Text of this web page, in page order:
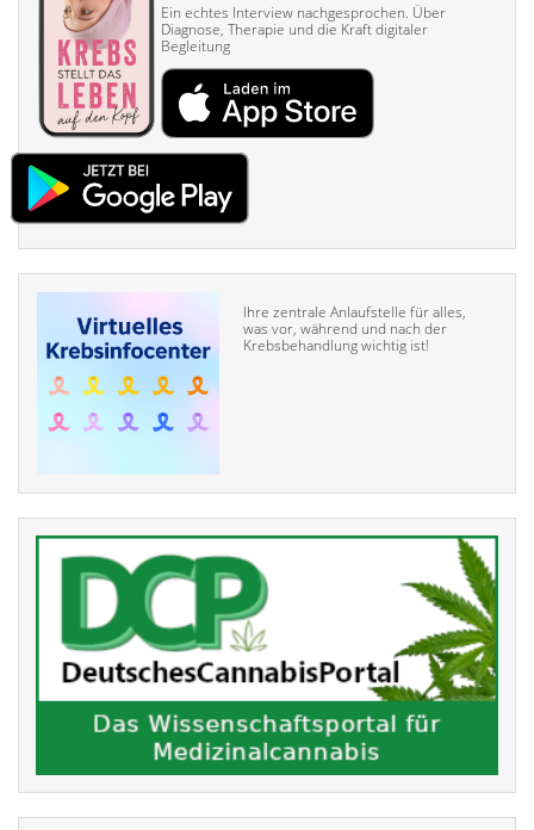
Ein echtes Interview nach­gesprochen. Über
Diagnose, Therapie und die Kraft digitaler
Begleitung
Ihre zentrale Anlaufstelle für alles,
was vor, während und nach der
Krebsbehandlung wichtig ist!